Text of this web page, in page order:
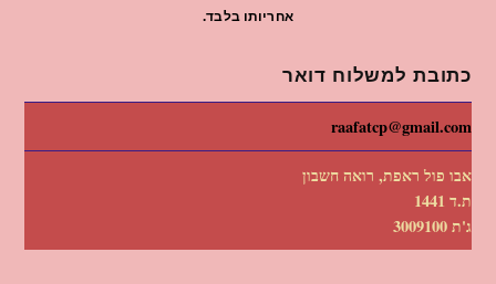
אחריותו בלבד.
כתובת למשלוח דואר
raafatcp@gmail.com
אבו פול ראפת, רואה חשבון
ת.ד 1441
ג'ת 3009100